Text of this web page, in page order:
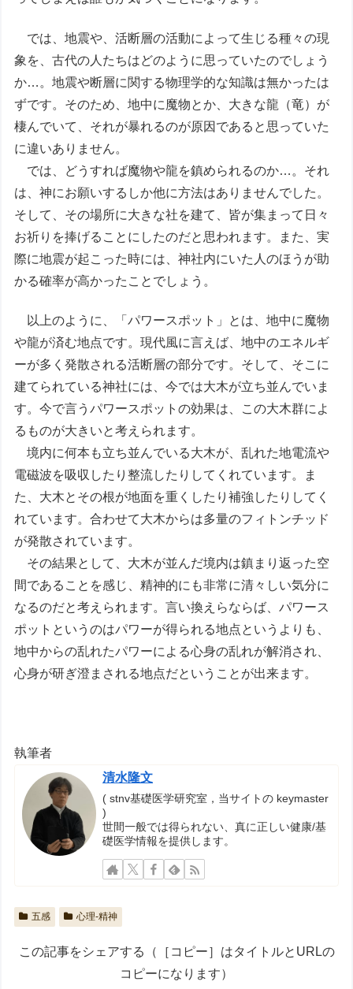
では、地震や、活断層の活動によって生じる種々の現
象を、古代の人たちはどのように思っていたのでしょう
か…。地震や断層に関する物理学的な知識は無かったは
ずです。そのため、地中に魔物とか、大きな龍（竜）が
棲んでいて、それが暴れるのが原因であると思っていた
に違いありません。
では、どうすれば魔物や龍を鎮められるのか…。それ
は、神にお願いするしか他に方法はありませんでした。
そして、その場所に大きな社を建て、皆が集まって日々
お祈りを捧げることにしたのだと思われます。また、実
際に地震が起こった時には、神社内にいた人のほうが助
かる確率が高かったことでしょう。
以上のように、「パワースポット」とは、地中に魔物
や龍が済む地点です。現代風に言えば、地中のエネルギ
ーが多く発散される活断層の部分です。そして、そこに
建てられている神社には、今では大木が立ち並んでいま
す。今で言うパワースポットの効果は、この大木群によ
るものが大きいと考えられます。
境内に何本も立ち並んでいる大木が、乱れた地電流や
電磁波を吸収したり整流したりしてくれています。ま
た、大木とその根が地面を重くしたり補強したりしてく
れています。合わせて大木からは多量のフィトンチッド
が発散されています。
その結果として、大木が並んだ境内は鎮まり返った空
間であることを感じ、精神的にも非常に清々しい気分に
なるのだと考えられます。言い換えらならば、パワース
ポットというのはパワーが得られる地点というよりも、
地中からの乱れたパワーによる心身の乱れが解消され、
心身が研ぎ澄まされる地点だということが出来ます。
執筆者
清水隆文
( stnv基礎医学研究室，当サイトの keymaster
)
世間一般では得られない、真に正しい健康/基
礎医学情報を提供します。
五感 心理-精神
この記事をシェアする（［コピー］はタイトルとURLの
コピーになります）